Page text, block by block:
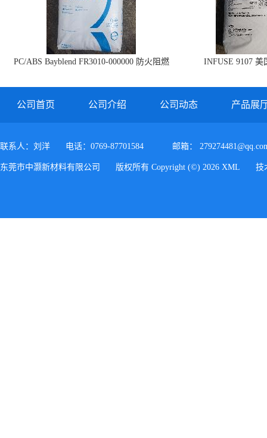
PC/ABS Bayblend FR3010-000000 防火阻燃
INFUSE 9107 美
公司首页 公司介绍 公司动态 产品展
联系人：刘洋 电话：0769-87701584 邮箱：
东莞市中灏新材料有限公司 版权所有 Copyright (©) 2026 XML 技